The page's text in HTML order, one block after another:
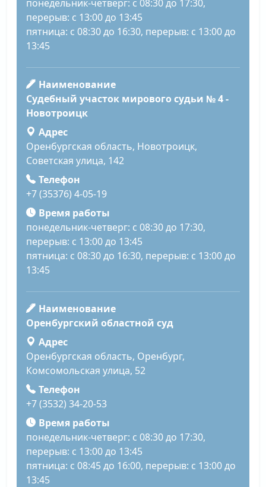
понедельник-четверг: с 08:30 до 17:30,
перерыв: с 13:00 до 13:45
пятница: с 08:30 до 16:30, перерыв: с 13:00 до
13:45
Наименование
Судебный участок мирового судьи № 4 -
Новотроицк
Адрес
Оренбургская область, Новотроицк,
Советская улица, 142
Телефон
+7 (35376) 4-05-19
Время работы
понедельник-четверг: с 08:30 до 17:30,
перерыв: с 13:00 до 13:45
пятница: с 08:30 до 16:30, перерыв: с 13:00 до
13:45
Наименование
Оренбургский областной суд
Адрес
Оренбургская область, Оренбург,
Комсомольская улица, 52
Телефон
+7 (3532) 34-20-53
Время работы
понедельник-четверг: с 08:30 до 17:30,
перерыв: с 13:00 до 13:45
пятница: с 08:45 до 16:00, перерыв: с 13:00 до
13:45